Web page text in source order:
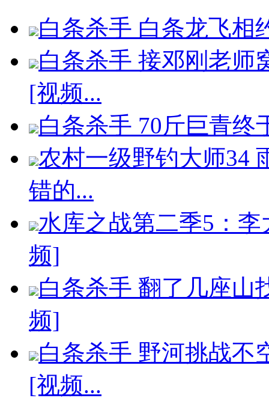
白条杀手 白条龙飞相
白条杀手 接邓刚老师
[视频...
白条杀手 70斤巨青
农村一级野钓大师34
错的...
水库之战第二季5：
频]
白条杀手 翻了几座山
频]
白条杀手 野河挑战不
[视频...